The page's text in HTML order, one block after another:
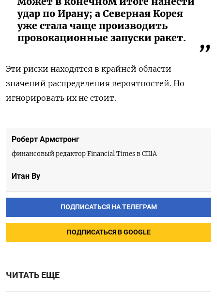
удар по Ирану; а Северная Корея
уже стала чаще производить
провокационные запуски ракет.
Эти риски находятся в крайней области
значений распределения вероятностей. Но
игнорировать их не стоит.
Роберт Армстронг
финансовый редактор Financial Times в США
Итан Ву
ПОДПИСАТЬСЯ НА ТЕЛЕГРАМ
ПОДПИСАТЬСЯ В GOOGLE
ЧИТАТЬ ЕЩЕ